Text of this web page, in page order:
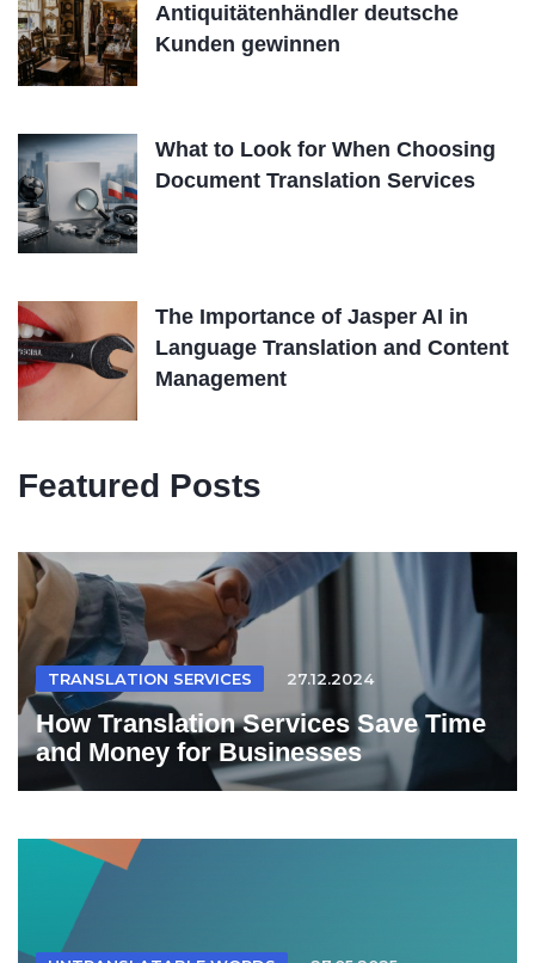
Antiquitätenhändler deutsche
Kunden gewinnen
What to Look for When Choosing
Document Translation Services
The Importance of Jasper AI in
Language Translation and Content
Management
Featured Posts
TRANSLATION SERVICES 27.12.2024
How Translation Services Save Time
and Money for Businesses